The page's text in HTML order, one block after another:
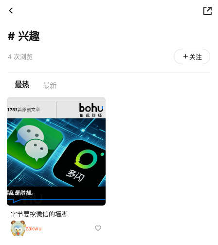
# 兴趣
4 次浏览 关注
最热 最新
字节要挖微信的墙脚
zakwu